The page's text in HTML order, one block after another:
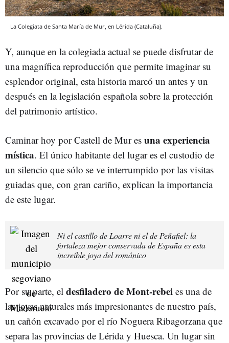
La Colegiata de Santa María de Mur, en Lérida (Cataluña).
Y, aunque en la colegiada actual se puede disfrutar de
una magnífica reproducción que permite imaginar su
esplendor original, esta historia marcó un antes y un
después en la legislación española sobre la protección
del patrimonio artístico.
Caminar hoy por Castell de Mur es una experiencia
mística. El único habitante del lugar es el custodio de
un silencio que sólo se ve interrumpido por las visitas
guiadas que, con gran cariño, explican la importancia
de este lugar.
Ni el castillo de Loarre ni el de Peñafiel: la
fortaleza mejor conservada de España es esta
increíble joya del románico
Por su parte, el desfiladero de Mont-rebei es una de
las joyas naturales más impresionantes de nuestro país,
un cañón excavado por el río Noguera Ribagorzana que
separa las provincias de Lérida y Huesca. Un lugar sin